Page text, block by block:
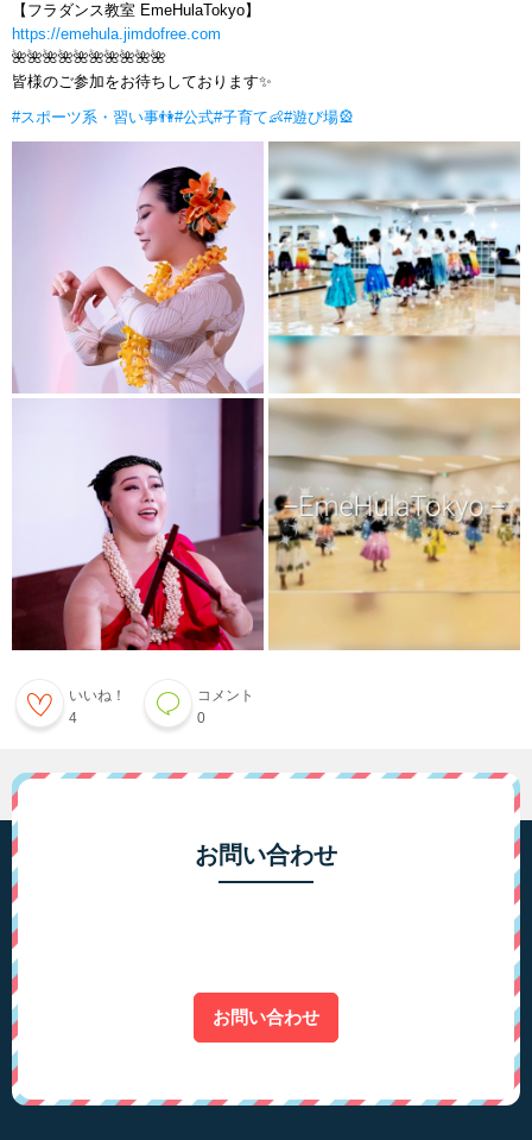
【フラダンス教室 EmeHulaTokyo】
https://emehula.jimdofree.com
🌺🌺🌺🌺🌺🌺🌺🌺🌺🌺
皆様のご参加をお待ちしております✨
#スポーツ系・習い事👫#公式#子育て👶#遊び場🎡
いいね！
4
コメント
0
お問い合わせ
お問い合わせ